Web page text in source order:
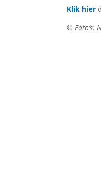
Klik hier
© Foto’s: